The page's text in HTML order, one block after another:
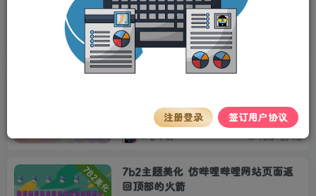
加彩色角标【网格模式】
# 美化
2年前
付费阅读 200 # 美化
2年前 138 13
7B2美化
7b2主题美化 仿哔哩哔哩网站页面返
回顶部的火箭
注册登录 签订用户协议